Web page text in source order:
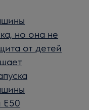
но она не
от детей
E50